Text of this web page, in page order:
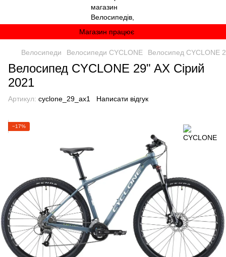
Магазин працює
Велосипеди Велосипеди CYCLONE Велосипед CYCLONE
Велосипед CYCLONE 29" AX Сірий
2021
Артикул: cyclone_29_ax1 Написати відгук
−17%